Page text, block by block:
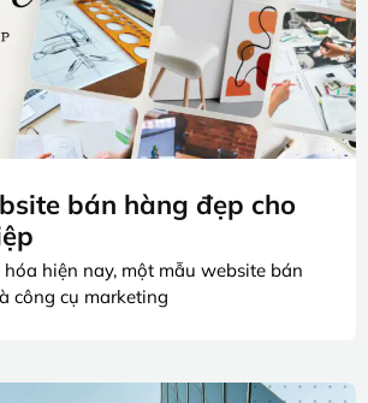
bán hàng đẹp cho
hiện nay, một mẫu website bán
công cụ marketing